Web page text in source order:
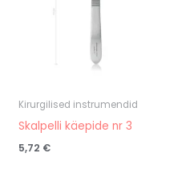
Kirurgilised instrumendid
Skalpelli käepide nr 3
5,72 €